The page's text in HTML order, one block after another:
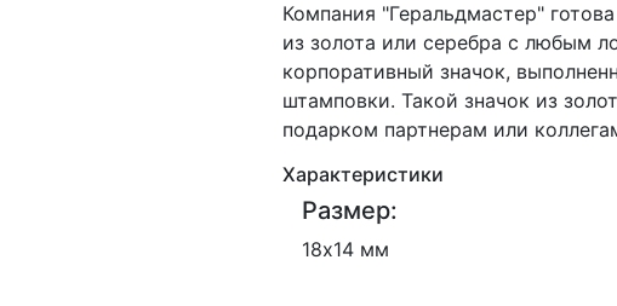
Компания "Геральдмастер"
из золота или серебра с любым
корпоративный значок,
штамповки. Такой значок из
подарком партнерам или
Характеристики
Размер:
18х14 мм